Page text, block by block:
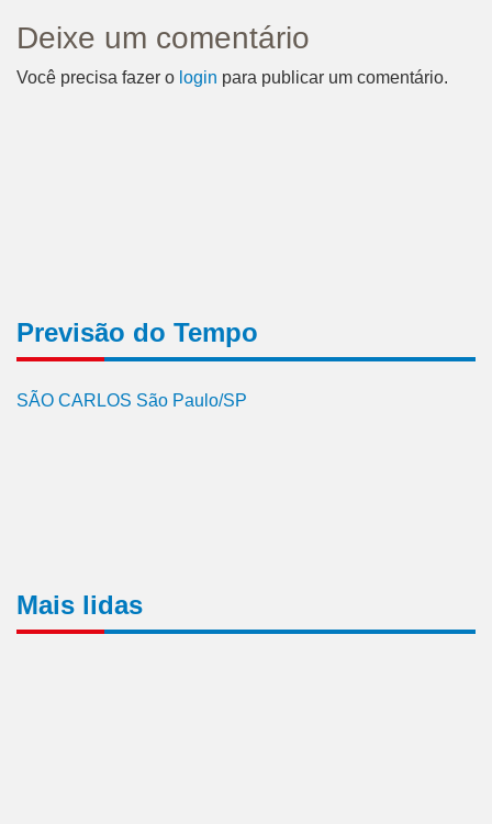
Deixe um comentário
Você precisa fazer o login para publicar um comentário.
Previsão do Tempo
SÃO CARLOS São Paulo/SP
Mais lidas